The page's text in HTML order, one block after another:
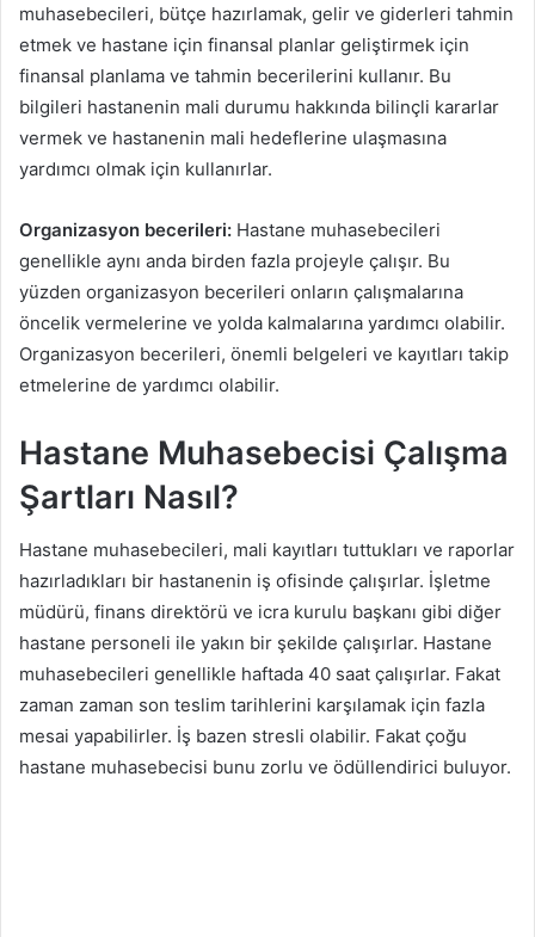
muhasebecileri, bütçe hazırlamak, gelir ve giderleri tahmin
etmek ve hastane için finansal planlar geliştirmek için
finansal planlama ve tahmin becerilerini kullanır. Bu
bilgileri hastanenin mali durumu hakkında bilinçli kararlar
vermek ve hastanenin mali hedeflerine ulaşmasına
yardımcı olmak için kullanırlar.
Organizasyon becerileri: Hastane muhasebecileri
genellikle aynı anda birden fazla projeyle çalışır. Bu
yüzden organizasyon becerileri onların çalışmalarına
öncelik vermelerine ve yolda kalmalarına yardımcı olabilir.
Organizasyon becerileri, önemli belgeleri ve kayıtları takip
etmelerine de yardımcı olabilir.
Hastane Muhasebecisi Çalışma
Şartları Nasıl?
Hastane muhasebecileri, mali kayıtları tuttukları ve raporlar
hazırladıkları bir hastanenin iş ofisinde çalışırlar. İşletme
müdürü, finans direktörü ve icra kurulu başkanı gibi diğer
hastane personeli ile yakın bir şekilde çalışırlar. Hastane
muhasebecileri genellikle haftada 40 saat çalışırlar. Fakat
zaman zaman son teslim tarihlerini karşılamak için fazla
mesai yapabilirler. İş bazen stresli olabilir. Fakat çoğu
hastane muhasebecisi bunu zorlu ve ödüllendirici buluyor.